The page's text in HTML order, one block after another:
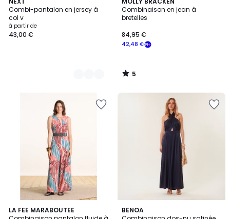
Combi-pantalon en jersey à
col v
à partir de
43,00 €
2
Couleurs
Combinaison en jean à
bretelles
42,48 €
84,95 €
/
5
5
/
LA FEE MARABOUTEE
BENOA
3